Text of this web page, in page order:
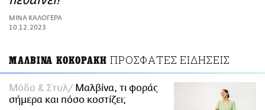
ΑΜΠΑ
PRINT
ΜΙΝΑ ΚΑΛΟΓΕΡΑ
10.12.2023
ΜΑΛΒΙΝΑ ΚΟΚΟΡΑΚΗ ΠΡΟΣΦΑΤΕΣ ΕΙΔΗΣΕΙΣ
Μόδα & Στυλ
Μαλβίνα, τι φοράς
σήμερα και πόσο κοστίζει;